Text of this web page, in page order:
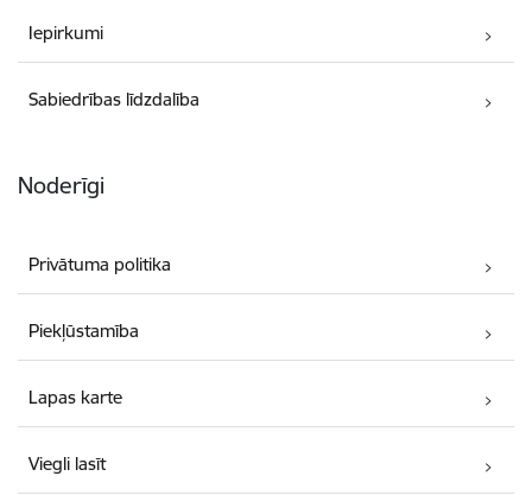
Iepirkumi
Sabiedrības līdzdalība
Noderīgi
Privātuma politika
Piekļūstamība
Lapas karte
Viegli lasīt